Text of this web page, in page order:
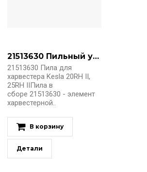
21513630 Пильный узел
21513630 Пила для
харвестера Kesla 20RH II,
25RH IIПила в
сборе 21513630 - элемент
харвестерной..
В корзину
Детали